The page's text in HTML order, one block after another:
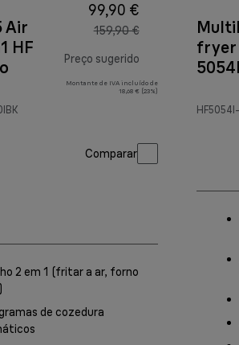
Air
HF
99,90 €
159,90 €
Preço sugerido
preço original
Montante de IVA incluído de
18,68 € (23%)
Comparar
2 em 1 (fritar a ar, forno
de cozedura
fryer